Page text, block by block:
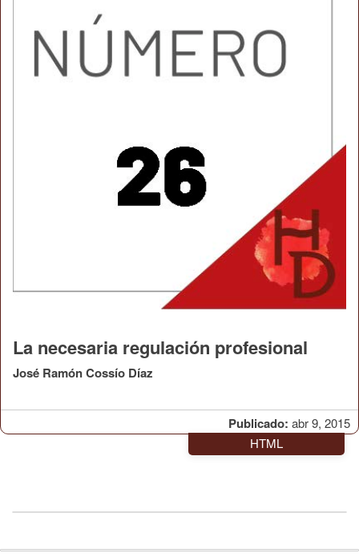
Publicado: abr 9, 2015
La necesaria regulación profesional
José Ramón Cossío Díaz
HTML